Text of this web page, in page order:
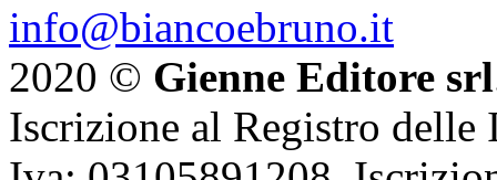
info@biancoebruno.it
2020 © Gienne Editore srl
Iscrizione al Registro delle